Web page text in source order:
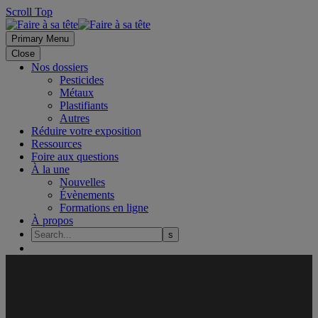
Scroll Top
Primary Menu
Close
Nos dossiers
Pesticides
Métaux
Plastifiants
Autres
Réduire votre exposition
Ressources
Foire aux questions
À la une
Nouvelles
Évènements
Formations en ligne
À propos